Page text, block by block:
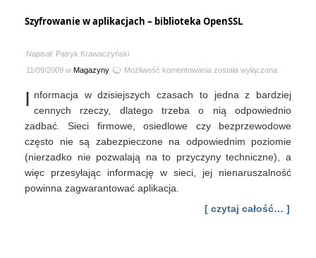
Szyfrowanie w aplikacjach – biblioteka OpenSSL
Napisał: Patryk Krawaczyński
11/09/2009 w Magazyny Możliwość komentowania Szyfrowanie
aplikacjach
–
OpenSSL
została wyłączona
I nformacja w dzisiejszych czasach to jedna z bardziej
cennych rzeczy, dlatego trzeba o nią odpowiednio
zadbać. Sieci firmowe, osiedlowe czy bezprzewodowe
często nie są zabezpieczone na odpowiednim poziomie
(nierzadko nie pozwalają na to przyczyny techniczne), a
więc przesyłając informację w sieci, jej nienaruszalność
powinna zagwarantować aplikacja.
[ czytaj całość… ]